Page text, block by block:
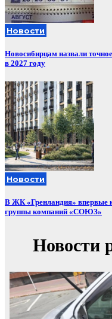
Новости
Новосибирцам назвали
в 2027 году
Новости
В ЖК «Гренландия» впервые
группы компаний «СОЮЗ»